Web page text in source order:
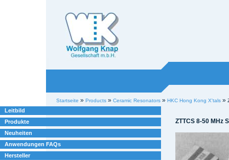
Sektionen
Benutzerspezifische
Werkzeuge
Startseite » Products » Ceramic Resonators » HKC Hong Kong X'tals »
Leitbild
Produkte
Neuheiten
Anwendungen FAQs
Hersteller
ZTTCS 8-50 MHz